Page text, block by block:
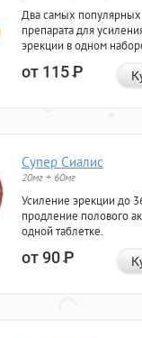
Два самых популярных
препарата для
эрекции в одном
от 115Р
Супер Сиалис
20мг + 60мг
Усиление эрекции до
продление полового
одной таблетке.
от 90Р